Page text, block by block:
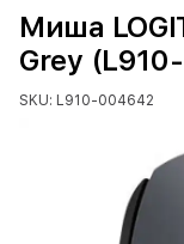
Миша
Grey
SKU: L910-004642